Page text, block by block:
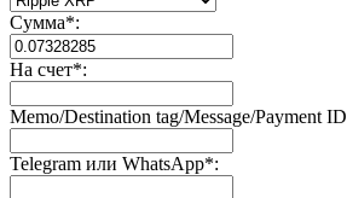
Сумма*:
На счет*:
Memo/Destination tag/Message/Payment ID
Telegram или WhatsApp*: